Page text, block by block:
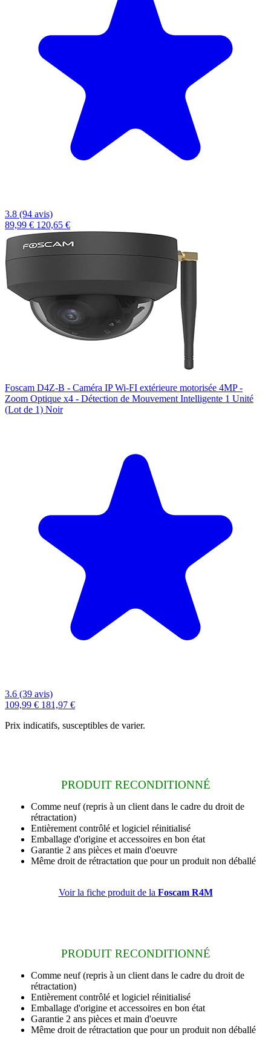
3.8 (94 avis)
89,99 € 120,65 €
Foscam D4Z-B - Caméra IP Wi-FI extérieure motorisée 4MP -
Zoom Optique x4 - Détection de Mouvement Intelligente 1 Unité
(Lot de 1) Noir
3.6 (39 avis)
109,99 € 181,97 €
Prix indicatifs, susceptibles de varier.
PRODUIT RECONDITIONNÉ
Comme neuf(repris à un client dans le cadre du droit de
rétractation)
Entièrement contrôlé et logiciel réinitialisé
Emballage d'origine et accessoires en bon état
Garantie 2 ans pièces et main d'oeuvre
Même droit de rétractation que pour un produit non déballé
Voir la fiche produit de la Foscam R4M
PRODUIT RECONDITIONNÉ
Comme neuf(repris à un client dans le cadre du droit de
rétractation)
Entièrement contrôlé et logiciel réinitialisé
Emballage d'origine et accessoires en bon état
Garantie 2 ans pièces et main d'oeuvre
Même droit de rétractation que pour un produit non déballé